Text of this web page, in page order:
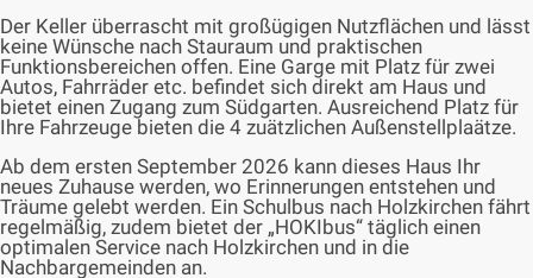
Der Keller überrascht mit großügigen Nutzflächen und lässt
keine Wünsche nach Stauraum und praktischen
Funktionsbereichen offen. Eine Garge mit Platz für zwei
Autos, Fahrräder etc. befindet sich direkt am Haus und
bietet einen Zugang zum Südgarten. Ausreichend Platz für
Ihre Fahrzeuge bieten die 4 zuätzlichen Außenstellplaätze.
Ab dem ersten September 2026 kann dieses Haus Ihr
neues Zuhause werden, wo Erinnerungen entstehen und
Träume gelebt werden. Ein Schulbus nach Holzkirchen fährt
regelmäßig, zudem bietet der „HOKIbus“ täglich einen
optimalen Service nach Holzkirchen und in die
Nachbargemeinden an.